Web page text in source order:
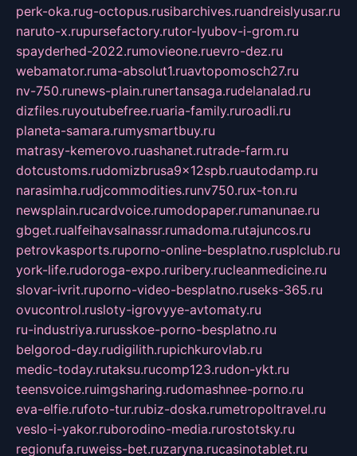
perk-oka.rug-octopus.rusibarchives.ruandreislyusar.ru
naruto-x.rupursefactory.rutor-lyubov-i-grom.ru
spayderhed-2022.rumovieone.ruevro-dez.ru
webamator.ruma-absolut1.ruavtopomosch27.ru
nv-750.runews-plain.runertansaga.rudelanalad.ru
dizfiles.ruyoutubefree.ruaria-family.ruroadli.ru
planeta-samara.rumysmartbuy.ru
matrasy-kemerovo.ruashanet.rutrade-farm.ru
dotcustoms.rudomizbrusa9x12spb.ruautodamp.ru
narasimha.rudjcommodities.runv750.rux-ton.ru
newsplain.rucardvoice.rumodopaper.rumanunae.ru
gbget.rualfeihavsalnassr.rumadoma.rutajuncos.ru
petrovkasports.ruporno-online-besplatno.rusplclub.ru
york-life.rudoroga-expo.ruribery.rucleanmedicine.ru
slovar-ivrit.ruporno-video-besplatno.ruseks-365.ru
ovucontrol.rusloty-igrovyye-avtomaty.ru
ru-industriya.rurusskoe-porno-besplatno.ru
belgorod-day.rudigilith.rupichkurovlab.ru
medic-today.rutaksu.rucomp123.rudon-ykt.ru
teensvoice.ruimgsharing.rudomashnee-porno.ru
eva-elfie.rufoto-tur.rubiz-doska.rumetropoltravel.ru
veslo-i-yakor.ruborodino-media.rurostotsky.ru
regionufa.ruweiss-bet.ruzaryna.rucasinotablet.ru